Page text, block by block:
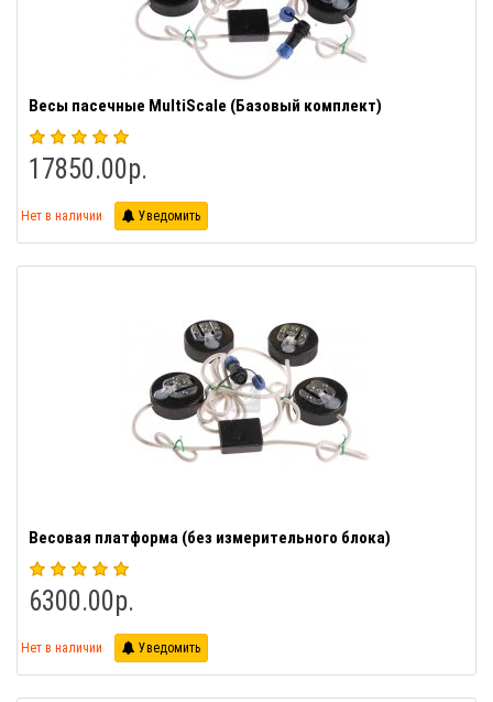
Весы пасечные MultiScale (Базовый комплект)
17850.00р.
Нет в наличии Уведомить
Весовая платформа (без измерительного блока)
6300.00р.
Нет в наличии Уведомить